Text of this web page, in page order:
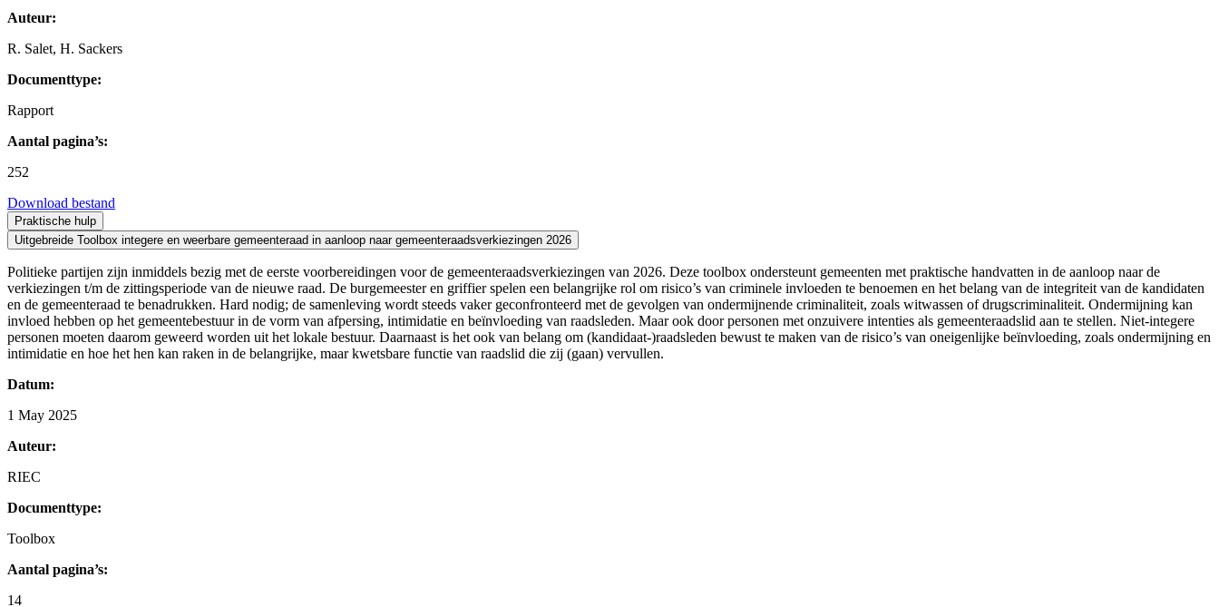
Auteur:
R. Salet, H. Sackers
Documenttype:
Rapport
Aantal pagina’s:
252
Download bestand
Praktische hulp
Uitgebreide Toolbox integere en weerbare gemeenteraad in aanloop naar gemeenteraadsverkiezingen 2026
Politieke partijen zijn inmiddels bezig met de eerste voorbereidingen voor de gemeenteraadsverkiezingen van 2026. Deze toolbox ondersteunt gemeenten met praktische handvatten in de aanloop naar de
verkiezingen t/m de zittingsperiode van de nieuwe raad. De burgemeester en griffier spelen een belangrijke rol om risico’s van criminele invloeden te benoemen en het belang van de integriteit van de kandidaten
en de gemeenteraad te benadrukken. Hard nodig; de samenleving wordt steeds vaker geconfronteerd met de gevolgen van ondermijnende criminaliteit, zoals witwassen of drugscriminaliteit. Ondermijning kan
invloed hebben op het gemeentebestuur in de vorm van afpersing, intimidatie en beïnvloeding van raadsleden. Maar ook door personen met onzuivere intenties als gemeenteraadslid aan te stellen. Niet-integere
personen moeten daarom geweerd worden uit het lokale bestuur. Daarnaast is het ook van belang om (kandidaat-)raadsleden bewust te maken van de risico’s van oneigenlijke beïnvloeding, zoals ondermijning en
intimidatie en hoe het hen kan raken in de belangrijke, maar kwetsbare functie van raadslid die zij (gaan) vervullen.
Datum:
1 May 2025
Auteur:
RIEC
Documenttype:
Toolbox
Aantal pagina’s:
14